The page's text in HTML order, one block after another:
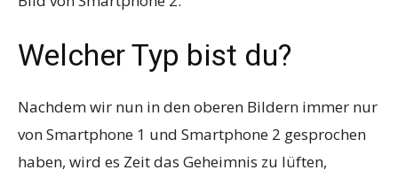
Welcher Typ bist du?
Nachdem wir nun in den oberen Bildern immer nur
von Smartphone 1 und Smartphone 2 gesprochen
haben, wird es Zeit das Geheimnis zu lüften,